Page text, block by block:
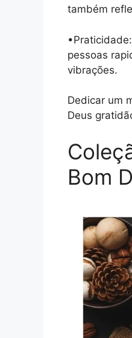
também
pessoas
vibrações.
Dedicar um
Deus
Bom